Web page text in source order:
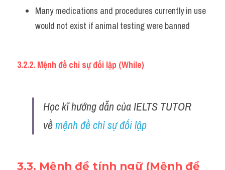
Many medications and procedures currently in use
would not exist if animal testing were banned
3.2.2. Mệnh đề chỉ sự đối lập (While)
Học kĩ hướng dẫn của IELTS TUTOR
về mệnh đề chỉ sự đối lập
3.3. Mệnh đề tính ngữ (Mệnh đề